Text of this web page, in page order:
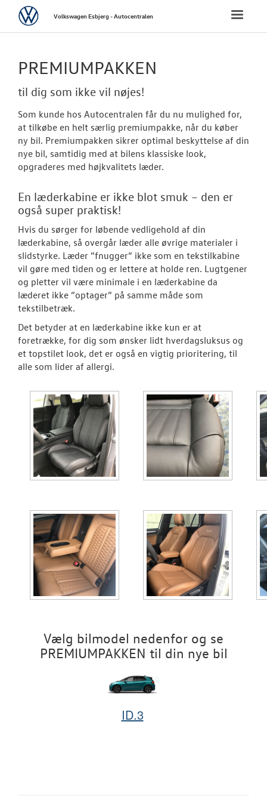
NYE VAREBILER
BRUGTE BILER
TILBEHØR
Volkswagen
OM OS
RESERVEDELE
Toggle
VolkswagenVolkswagen Esbjerg - Autocentralen
PREMIUMPAKKEN
til dig som ikke vil nøjes!
Som kunde hos Autocentralen får du nu mulighed for,
at tilkøbe en helt særlig premiumpakke, når du køber
ny bil. Premiumpakken sikrer optimal beskyttelse af din
nye bil, samtidig med at bilens klassiske look,
opgraderes med højkvalitets læder.
En læderkabine er ikke blot smuk – den er
også super praktisk!
Hvis du sørger for løbende vedligehold af din
læderkabine, så overgår læder alle øvrige materialer i
slidstyrke. Læder ”fnugger” ikke som en tekstilkabine
vil gøre med tiden og er lettere at holde ren. Lugtgener
og pletter vil være minimale i en læderkabine da
læderet ikke ”optager” på samme måde som
tekstilbetræk.
Det betyder at en læderkabine ikke kun er at
foretrække, for dig som ønsker lidt hverdagsluksus og
et topstilet look, det er også en vigtig prioritering, til
alle som lider af allergi.
Vælg bilmodel nedenfor og se
PREMIUMPAKKEN til din nye bil
ID.3